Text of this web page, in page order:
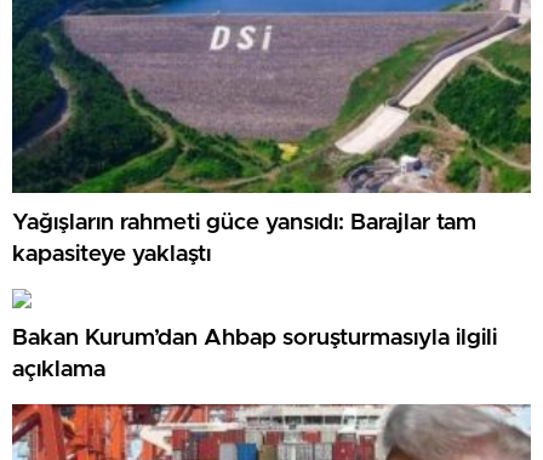
Yağışların rahmeti güce yansıdı: Barajlar tam
kapasiteye yaklaştı
Bakan Kurum’dan Ahbap soruşturmasıyla ilgili
açıklama